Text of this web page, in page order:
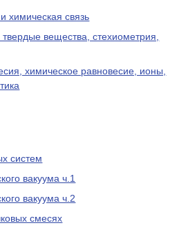
химическая связь
вещества, стехиометрия,
химическое равновесие, ионы,
систем
вакуума ч.1
вакуума ч.2
смесях